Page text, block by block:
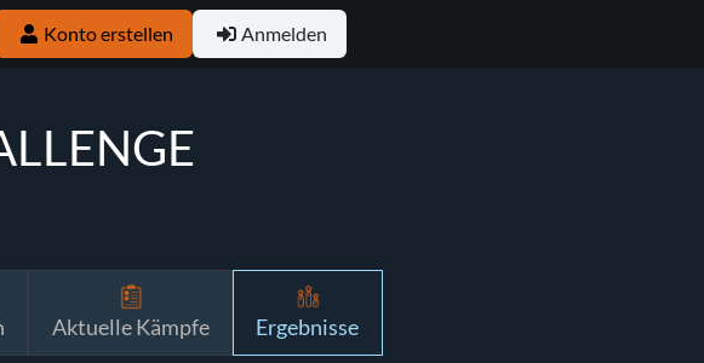
Konto erstellen Anmelden
Aktuelle Kämpfe Ergebnisse